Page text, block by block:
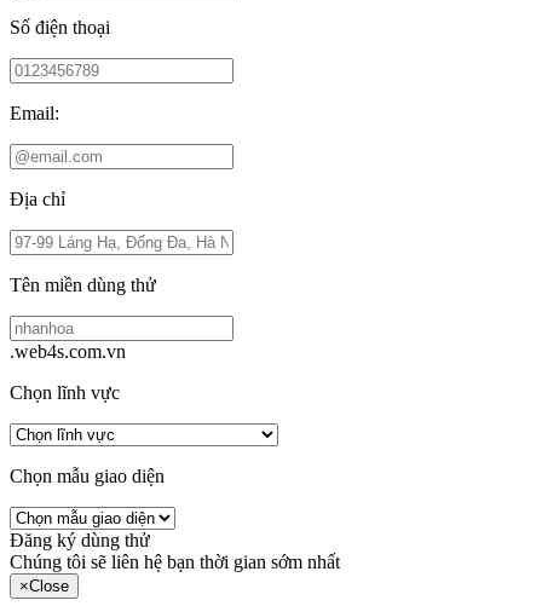
Số điện thoại
Email:
Địa chỉ
Tên miền dùng thử
.web4s.com.vn
Chọn lĩnh vực
Chọn mẫu giao diện
Đăng ký dùng thử
Chúng tôi sẽ liên hệ bạn thời gian sớm nhất
×Close